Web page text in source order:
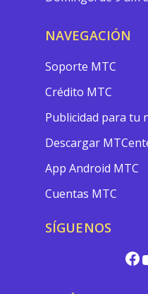
NAVEGACIÓN
Soporte MTC
Crédito MTC
Publicidad para tu
Descargar
App Android MTC
Cuentas MTC
SÍGUENOS